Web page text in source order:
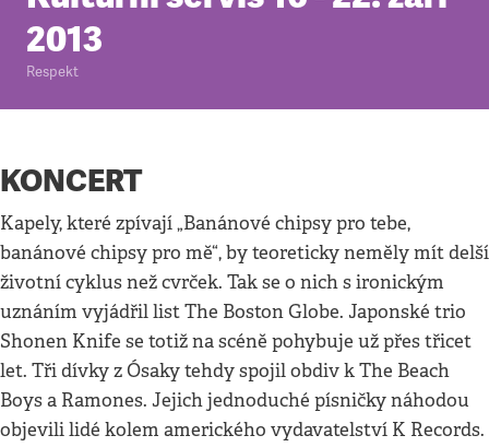
2013
Respekt
KONCERT
Kapely, které zpívají „Banánové chipsy pro tebe,
banánové chipsy pro mě“, by teoreticky neměly mít delší
životní cyklus než cvrček. Tak se o nich s ironickým
uznáním vyjádřil list The Boston Globe. Japonské trio
Shonen Knife se totiž na scéně pohybuje už přes třicet
let. Tři dívky z Ósaky tehdy spojil obdiv k The Beach
Boys a Ramones. Jejich jednoduché písničky náhodou
objevili lidé kolem amerického vydavatelství K Records.